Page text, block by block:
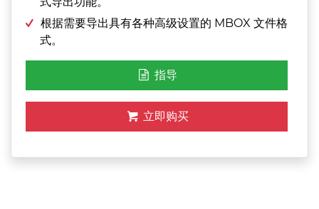
根据需要导出具有各种高级设置的 MBOX 文件格
式。
指导
立即购买